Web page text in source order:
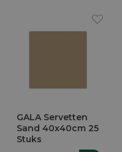
GALA Servetten
Sand 40x40cm 25
Stuks